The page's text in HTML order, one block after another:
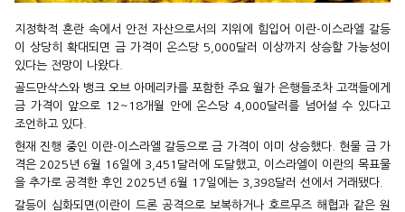
지정학적 혼란 속에서 안전 자산으로서의 지위에 힘입어 이란-이스라엘 갈등
이 상당히 확대되면 금 가격이 온스당 5,000달러 이상까지 상승할 가능성이
있다는 전망이 나왔다.
골드만삭스와 뱅크 오브 아메리카를 포함한 주요 월가 은행들조차 고객들에게
금 가격이 앞으로 12~18개월 안에 온스당 4,000달러를 넘어설 수 있다고
조언하고 있다.
현재 진행 중인 이란-이스라엘 갈등으로 금 가격이 이미 상승했다. 현물 금 가
격은 2025년 6월 16일에 3,451달러에 도달했고, 이스라엘이 이란의 목표물
을 추가로 공격한 후인 2025년 6월 17일에는 3,398달러 선에서 거래됐다.
갈등이 심화되면(이란이 드론 공격으로 보복하거나 호르무즈 해협과 같은 원